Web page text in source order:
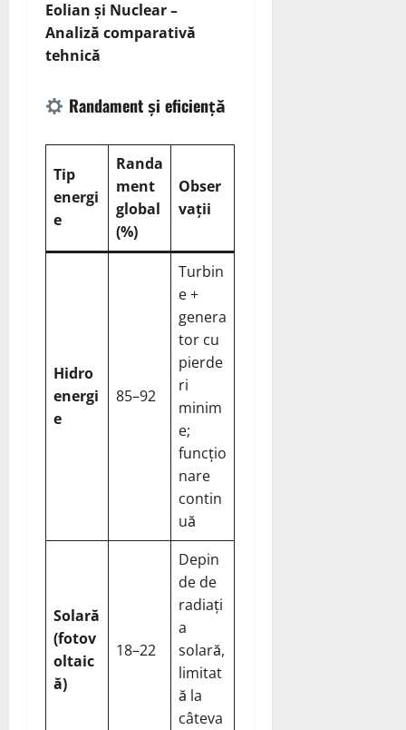
Eolian și Nuclear –
Analiză comparativă
tehnică
Randament și eficiență
Tip
energi
e
Randa
ment
global
(%)
Obser
vații
Hidro
energi
e
85–92
Turbin
e +
genera
tor cu
pierde
ri
minim
e;
funcțio
nare
contin
uă
Solară
(fotov
oltaic
ă)
18–22
Depin
de de
radiați
a
solară,
limitat
ă la
câteva